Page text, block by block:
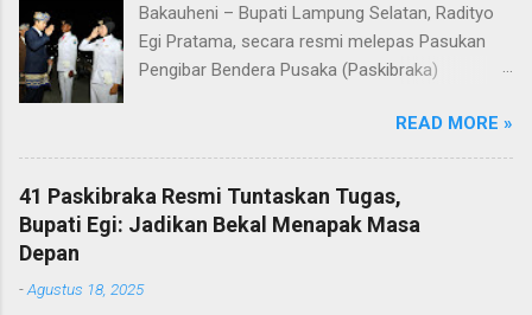
Bakauheni – Bupati Lampung Selatan, Radityo
Egi Pratama, secara resmi melepas Pasukan
Pengibar Bendera Pusaka (Paskibraka)
Pelepasan dilakukan usai upacara penurunan
bendera di Lapangan Menara Siger, Bakauheni,
Minggu malam (17/8/2025). Sebanyak 41
anggota Paskibraka yang sebelumnya sukses
mengibarkan Sang Saka Merah Putih pada
Indonesia di Kabupaten Lampung Selatan, kini
READ MORE »
41 Paskibraka Resmi Tuntaskan Tugas,
Bupati Egi: Jadikan Bekal Menapak Masa
Depan
-Agustus 18, 2025